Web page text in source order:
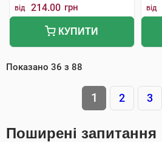
від 214.00 грн
КУПИТИ
від
Показано 36 з 88
1 2 3
Поширені запитання